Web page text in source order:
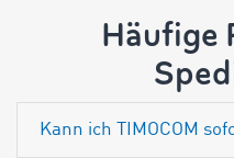
Häufige
Kann ich TIMOCOM